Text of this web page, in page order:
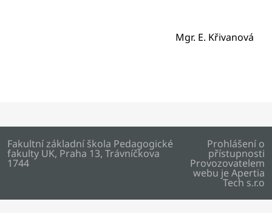
Mgr. E. Křivanová
Fakultní základní škola Pedagogické
fakulty UK, Praha 13, Trávníčkova
1744
Prohlášení o
přístupnosti
Provozovatelem
webu je Apertia
Tech s.r.o